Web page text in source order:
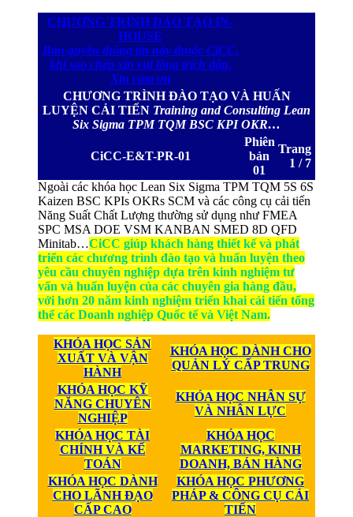
CHƯƠNG TRÌNH ĐÀO TẠO IN-
HOUSE
Bản quyền thông tin này thuộc CiCC,
khi sao chép xin vui lòng trích dẫn.
Xin cảm ơn
CHƯƠNG TRÌNH ĐÀO TẠO VÀ HUẤN
LUYỆN CẢI TIẾN Training and Consulting Lean
Six Sigma TPM TQM BSC KPI OKR…
CiCC-E&T-PR-01
Phiên
bản
01
Trang
1 / 7
Ngoài các khóa học Lean Six Sigma TPM TQM 5S 6S
Kaizen BSC KPIs OKRs SCM và các công cụ cải tiến
Năng Suất Chất Lượng thường sử dụng như FMEA
SPC MSA DOE VSM KANBAN SMED 8D QFD
Minitab…CiCC giúp khách hàng thiết kế và phát
triển các chương trình đào tạo và huấn luyện theo
yêu cầu chuyên nghiệp dựa trên kinh nghiệm tư
vấn và huấn luyện của các chuyên gia hàng đầu,
với hơn 20 năm kinh nghiệm triển khai cải tiến tổng
thể các Doanh nghiệp Quốc tế và Việt Nam.
KHÓA HỌC SẢN
XUẤT VÀ VẬN
HÀNH
KHÓA HỌC DÀNH CHO
QUẢN LÝ CẤP TRUNG
KHÓA HỌC KỸ
NĂNG CHUYÊN
NGHIỆP
KHÓA HỌC NHÂN SỰ
VÀ NHÂN LỰC
KHÓA HỌC TÀI
CHÍNH VÀ KẾ
TOÁN
KHÓA HỌC
MARKETING, KINH
DOANH, BÁN HÀNG
KHÓA HỌC DÀNH
CHO LÃNH ĐẠO
CẤP CAO
KHÓA HỌC PHƯƠNG
PHÁP & CÔNG CỤ CẢI
TIẾN